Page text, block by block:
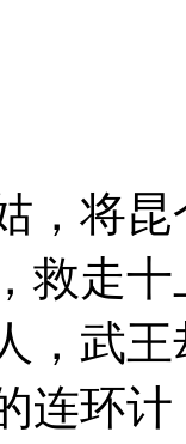
，将
救走
，武
连环